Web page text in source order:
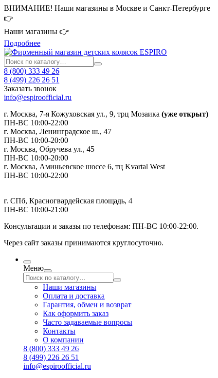
ВНИМАНИЕ! Наши магазины в Москве и Санкт-Петербурге
👉
Наши магазины 👉
Подробнее
8 (800) 333 49 26
8 (499) 226 26 51
Заказать звонок
info@espiroofficial.ru
г. Москва, 7-я Кожуховская ул., 9, трц Мозаика (уже открыт)
ПН-ВС 10:00-22:00
г. Москва, Ленинградское ш., 47
ПН-ВС 10:00-20:00
г. Москва, Обручева ул., 45
ПН-ВС 10:00-20:00
г. Москва, Аминьевское шоссе 6, тц Kvartal West
ПН-ВС 10:00-22:00
г. СПб, Красногвардейская площадь, 4
ПН-ВС 10:00-21:00
Консультации и заказы по телефонам: ПН-ВС 10:00-22:00.
Через сайт заказы принимаются круглосуточно.
Меню
Наши магазины
Оплата и доставка
Гарантия, обмен и возврат
Как оформить заказ
Часто задаваемые вопросы
Контакты
О компании
8 (800) 333 49 26
8 (499) 226 26 51
info@espiroofficial.ru